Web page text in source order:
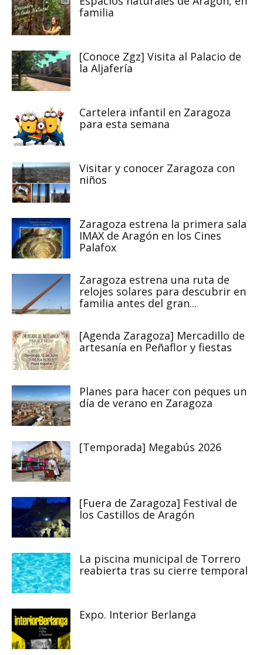
familia
[Conoce Zgz] Visita al Palacio de
la Aljafería
Cartelera infantil en Zaragoza
para esta semana
Visitar y conocer Zaragoza con
niños
Zaragoza estrena la primera sala
IMAX de Aragón en los Cines
Palafox
Zaragoza estrena una ruta de
relojes solares para descubrir en
familia antes del gran...
[Agenda Zaragoza] Mercadillo de
artesanía en Peñaflor y fiestas
Planes para hacer con peques un
día de verano en Zaragoza
[Temporada] Megabús 2026
[Fuera de Zaragoza] Festival de
los Castillos de Aragón
La piscina municipal de Torrero
reabierta tras su cierre temporal
Expo. Interior Berlanga